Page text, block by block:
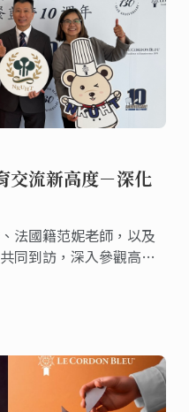
交流新高度－深化
法國籍范妮老師，以及
同到訪，深入參觀高餐